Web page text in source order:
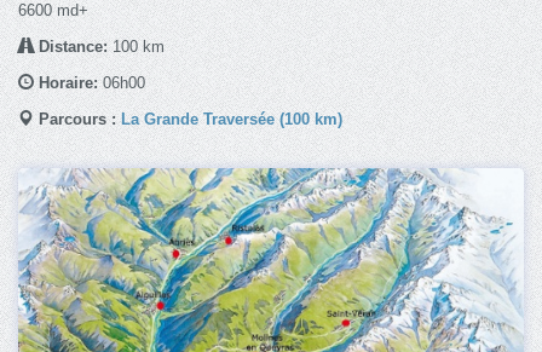
6600 md+
Distance:100 km
Horaire:06h00
Parcours : La Grande Traversée (100 km)